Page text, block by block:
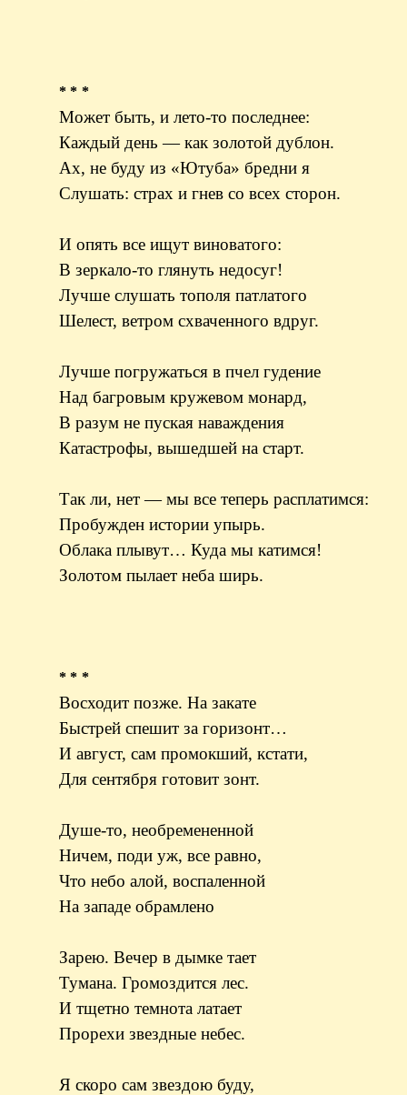
* * *
Может быть, и лето-то последнее:
Каждый день — как золотой дублон.
Ах, не буду из «Ютуба» бредни я
Слушать: страх и гнев со всех сторон.
И опять все ищут виноватого:
В зеркало-то глянуть недосуг!
Лучше слушать тополя патлатого
Шелест, ветром схваченного вдруг.
Лучше погружаться в пчел гудение
Над багровым кружевом монард,
В разум не пуская наваждения
Катастрофы, вышедшей на старт.
Так ли, нет — мы все теперь расплатимся:
Пробужден истории упырь.
Облака плывут… Куда мы катимся!
Золотом пылает неба ширь.
* * *
Восходит позже. На закате
Быстрей спешит за горизонт…
И август, сам промокший, кстати,
Для сентября готовит зонт.
Душе-то, необремененной
Ничем, поди уж, все равно,
Что небо алой, воспаленной
На западе обрамлено
Зарею. Вечер в дымке тает
Тумана. Громоздится лес.
И тщетно темнота латает
Прорехи звездные небес.
Я скоро сам звездою буду,